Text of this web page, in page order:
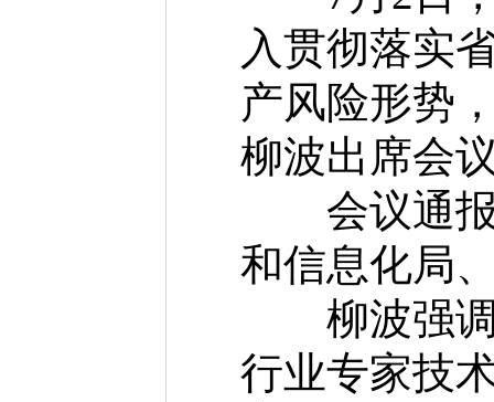
入贯彻落实
产风险形势
柳波出席会
会议通报
和信息化局
柳波强调
行业专家技